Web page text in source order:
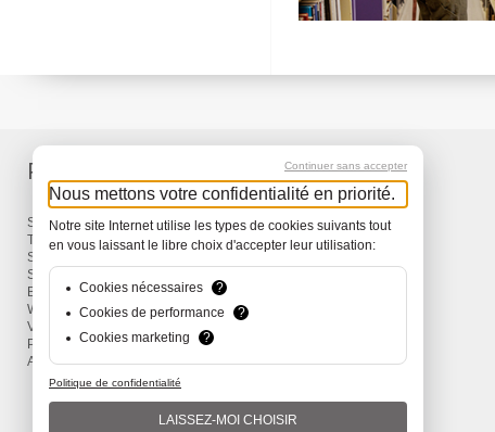
Produits
Sacs à dos et Sacs
Travel
Snow
Surf
Bike
Wind
Vêtements et Accessoires
Promotions
Actions
Services
Livraison
Garantie
Continuer sans accepter
Nous mettons votre confidentialité en priorité.
Notre site Internet utilise les types de cookies suivants tout
en vous laissant le libre choix d'accepter leur utilisation:
Cookies nécessaires
?
Cookies de performance
?
Cookies marketing
?
Politique de confidentialité
LAISSEZ-MOI CHOISIR